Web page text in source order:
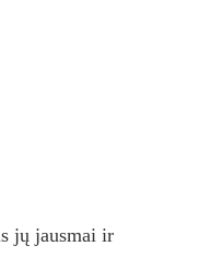
jų jausmai ir